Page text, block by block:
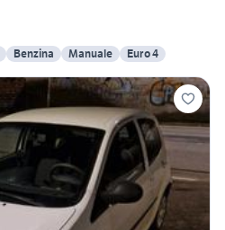
Benzina Manuale Euro 4